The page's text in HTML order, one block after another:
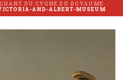
DU CYGNE DU ROYAUME
AND-ALBERT-MUSEUM